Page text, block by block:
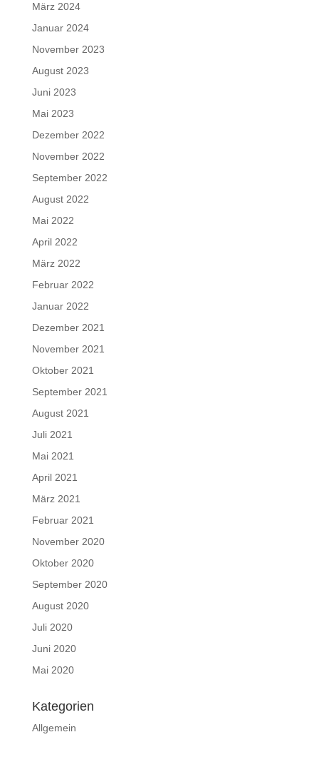
März 2024
Januar 2024
November 2023
August 2023
Juni 2023
Mai 2023
Dezember 2022
November 2022
September 2022
August 2022
Mai 2022
April 2022
März 2022
Februar 2022
Januar 2022
Dezember 2021
November 2021
Oktober 2021
September 2021
August 2021
Juli 2021
Mai 2021
April 2021
März 2021
Februar 2021
November 2020
Oktober 2020
September 2020
August 2020
Juli 2020
Juni 2020
Mai 2020
Kategorien
Allgemein